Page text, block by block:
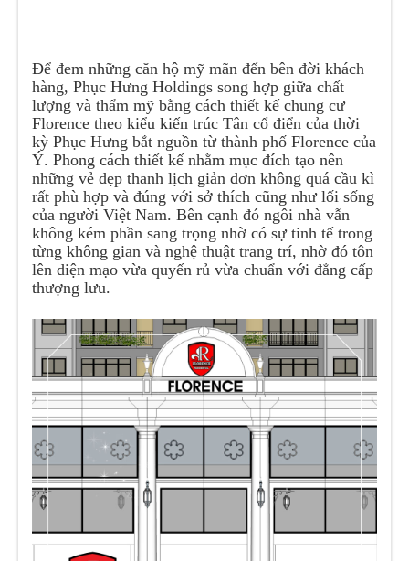
Để đem những căn hộ mỹ mãn đến bên đời khách
hàng, Phục Hưng Holdings song hợp giữa chất
lượng và thẩm mỹ bằng cách thiết kế chung cư
Florence theo kiểu kiến trúc Tân cổ điển của thời
kỳ Phục Hưng bắt nguồn từ thành phố Florence của
Ý. Phong cách thiết kế nhằm mục đích tạo nên
những vẻ đẹp thanh lịch giản đơn không quá cầu kì
rất phù hợp và đúng với sở thích cũng như lối sống
của người Việt Nam. Bên cạnh đó ngôi nhà vẫn
không kém phần sang trọng nhờ có sự tinh tế trong
từng không gian và nghệ thuật trang trí, nhờ đó tôn
lên diện mạo vừa quyến rủ vừa chuẩn với đẳng cấp
thượng lưu.